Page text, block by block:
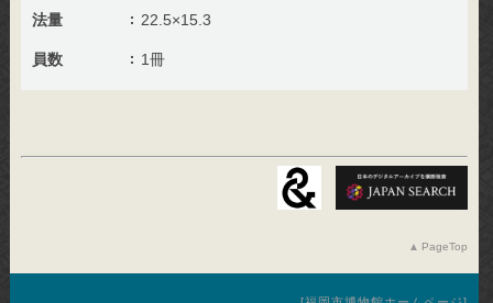
法量 22.5×15.3
員数 1冊
PageTop